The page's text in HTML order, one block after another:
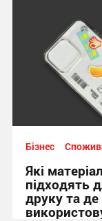
Бізнес
Які
підходять
друку та де